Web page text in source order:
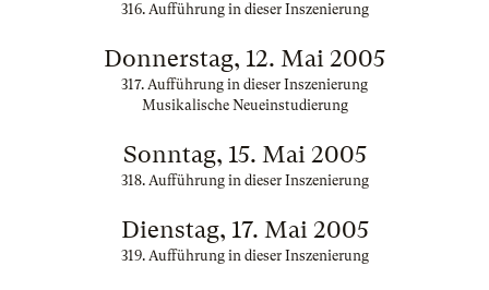
316. Aufführung in dieser Inszenierung
Donnerstag, 12. Mai 2005
317. Aufführung in dieser Inszenierung
Musikalische Neueinstudierung
Sonntag, 15. Mai 2005
318. Aufführung in dieser Inszenierung
Dienstag, 17. Mai 2005
319. Aufführung in dieser Inszenierung